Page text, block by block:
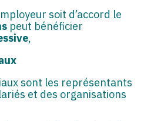
soit d’accord le
peut bénéficier
,
sont les représentants
et des organisations